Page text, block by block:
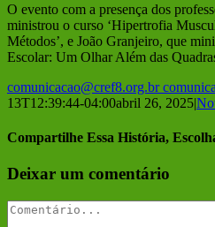
O evento com a presença dos
ministrou o curso ‘Hipertrofia
Métodos’, e João Granjeiro, que
Escolar: Um Olhar Além das
comunicacao@cref8.org.br
13T12:39:44-04:00abril 26, 2025|
Compartilhe Essa História,
Facebook
Twitter
Reddit
LinkedIn
Tumblr
Pinterest
Vk
E-
Deixar um comentário
Comentário